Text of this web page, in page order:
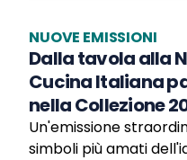
NUOVE EMISSIONI
Dalla tavola alla
Cucina Italiana
nella Collezione
Un'emissione
simboli più amati